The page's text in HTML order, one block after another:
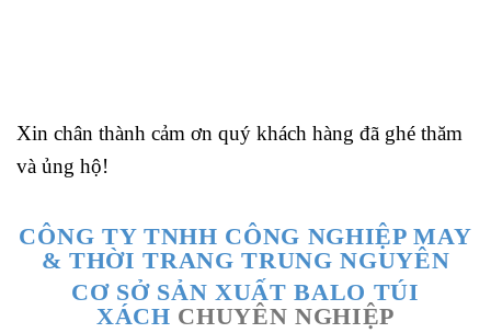
Xin chân thành cảm ơn quý khách hàng đã ghé thăm
và ủng hộ!
CÔNG TY TNHH CÔNG NGHIỆP MAY
& THỜI TRANG TRUNG NGUYÊN
CƠ SỞ SẢN XUẤT BALO TÚI
XÁCH CHUYÊN NGHIỆP